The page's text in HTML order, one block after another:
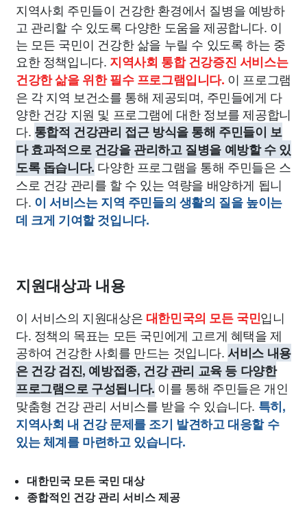
지역사회 주민들이 건강한 환경에서 질병을 예방하
고 관리할 수 있도록 다양한 도움을 제공합니다. 이
는 모든 국민이 건강한 삶을 누릴 수 있도록 하는 중
요한 정책입니다. 지역사회 통합 건강증진 서비스는
건강한 삶을 위한 필수 프로그램입니다. 이 프로그램
은 각 지역 보건소를 통해 제공되며, 주민들에게 다
양한 건강 지원 및 프로그램에 대한 정보를 제공합니
다. 통합적 건강관리 접근 방식을 통해 주민들이 보
다 효과적으로 건강을 관리하고 질병을 예방할 수 있
도록 돕습니다. 다양한 프로그램을 통해 주민들은 스
스로 건강 관리를 할 수 있는 역량을 배양하게 됩니
다. 이 서비스는 지역 주민들의 생활의 질을 높이는
데 크게 기여할 것입니다.
지원대상과 내용
이 서비스의 지원대상은 대한민국의 모든 국민입니
다. 정책의 목표는 모든 국민에게 고르게 혜택을 제
공하여 건강한 사회를 만드는 것입니다.서비스 내용
은 건강 검진, 예방접종, 건강 관리 교육 등 다양한
프로그램으로 구성됩니다. 이를 통해 주민들은 개인
맞춤형 건강 관리 서비스를 받을 수 있습니다. 특히,
지역사회 내 건강 문제를 조기 발견하고 대응할 수
있는 체계를 마련하고 있습니다.
대한민국 모든 국민 대상
종합적인 건강 관리 서비스 제공